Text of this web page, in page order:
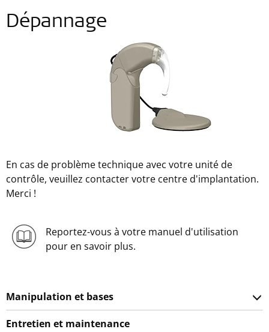
Dépannage
En cas de problème technique avec votre unité de
contrôle, veuillez contacter votre centre d'implantation.
Merci !
Reportez-vous à votre manuel d'utilisation
pour en savoir plus.
Manipulation et bases
Entretien et maintenance